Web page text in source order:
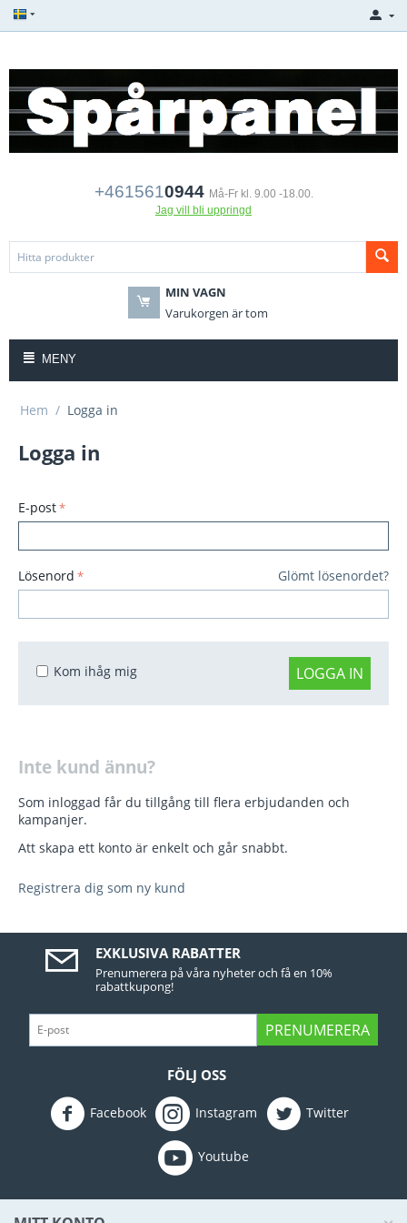
+4615610944 Må-Fr kl. 9.00 -18.00.
Jag vill bli uppringd
MIN VAGN
Varukorgen är tom
MENY
Hem / Logga in
Logga in
E-post
Lösenord Glömt lösenordet?
LOGGA IN
Kom ihåg mig
Inte kund ännu?
Som inloggad får du tillgång till flera erbjudanden och
kampanjer.
Att skapa ett konto är enkelt och går snabbt.
Registrera dig som ny kund
EXKLUSIVA RABATTER
Prenumerera på våra nyheter och få en 10%
rabattkupong!
PRENUMERERA
FÖLJ OSS
Facebook Instagram Twitter
Youtube